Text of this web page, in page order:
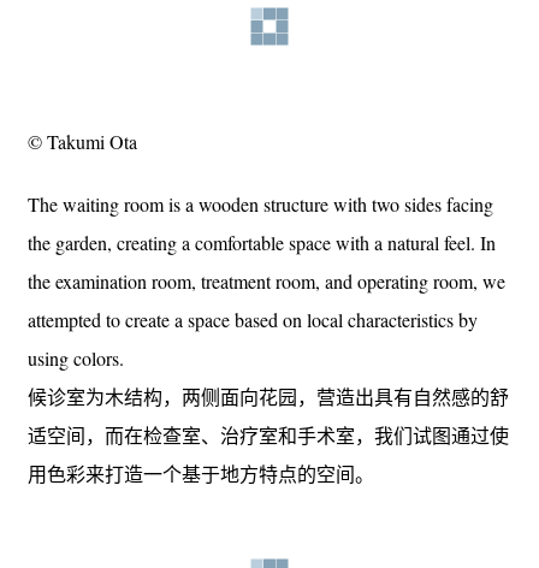
© Takumi Ota
The waiting room is a wooden structure with two sides facing
the garden, creating a comfortable space with a natural feel. In
the examination room, treatment room, and operating room, we
attempted to create a space based on local characteristics by
using colors.
候诊室为木结构，两侧面向花园，营造出具有自然感的舒
适空间，而在检查室、治疗室和手术室，我们试图通过使
用色彩来打造一个基于地方特点的空间。